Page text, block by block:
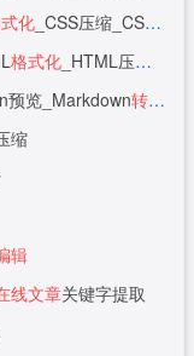
化 _CSS压缩_CSS 在线
格式化 _HTML压缩_HTML
预览_Markdown转html
缩
辑
线文章关键字提取